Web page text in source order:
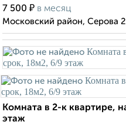
7 500 ₽ в месяц
Московский район, Серова
Комната в 2-к квартире,
этаж